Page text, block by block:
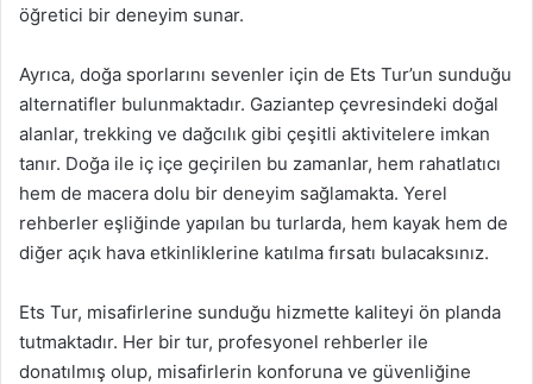
öğretici bir deneyim sunar.
Ayrıca, doğa sporlarını sevenler için de Ets Tur’un sunduğu
alternatifler bulunmaktadır. Gaziantep çevresindeki doğal
alanlar, trekking ve dağcılık gibi çeşitli aktivitelere imkan
tanır. Doğa ile iç içe geçirilen bu zamanlar, hem rahatlatıcı
hem de macera dolu bir deneyim sağlamakta. Yerel
rehberler eşliğinde yapılan bu turlarda, hem kayak hem de
diğer açık hava etkinliklerine katılma fırsatı bulacaksınız.
Ets Tur, misafirlerine sunduğu hizmette kaliteyi ön planda
tutmaktadır. Her bir tur, profesyonel rehberler ile
donatılmış olup, misafirlerin konforuna ve güvenliğine